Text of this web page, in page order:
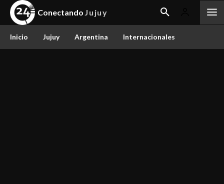
Conectando Jujuy
Inicio Jujuy Argentina Internacionales